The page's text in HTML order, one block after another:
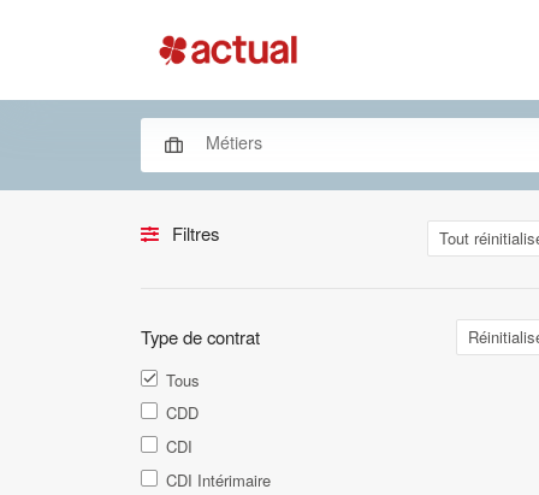
Filtres Tout
Type de contrat
Tous
CDD
CDI
CDI Intérimaire